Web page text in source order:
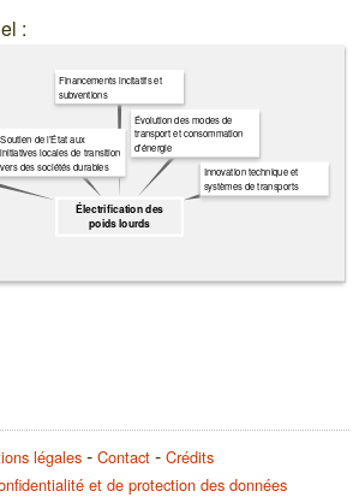
:
Électrification des
poids lourds
Innovation technique et
systèmes de transports
Évolution des modes de
transport et consommation
d'énergie
Financements incitatifs et
subventions
Soutien de l’État aux
initiatives locales de transition
vers des sociétés durables
légales Contact
Crédits
et de protection des données